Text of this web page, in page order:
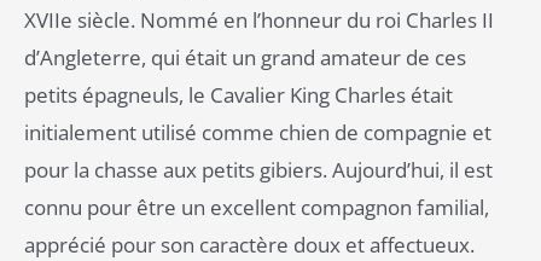
XVIIe siècle. Nommé en l’honneur du roi Charles II
d’Angleterre, qui était un grand amateur de ces
petits épagneuls, le Cavalier King Charles était
initialement utilisé comme chien de compagnie et
pour la chasse aux petits gibiers. Aujourd’hui, il est
connu pour être un excellent compagnon familial,
apprécié pour son caractère doux et affectueux.